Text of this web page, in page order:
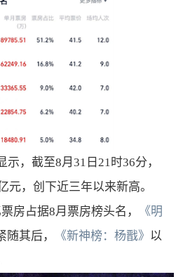
示，截至8月31 日21时36分，
元，创下近三年以来新高。
房占据8月票房榜头名，
《明
随其后， 《新神榜：杨戬》 以